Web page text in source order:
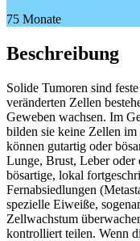
75 Monate
Beschreibung
Solide Tumoren sind
veränderten Zellen
Geweben wachsen. Im
bilden sie keine Zellen
können gutartig oder
Lunge, Brust, Leber oder
bösartige, lokal
Fernabsiedlungen
spezielle Eiweiße,
Zellwachstum
kontrolliert teilen. Wenn